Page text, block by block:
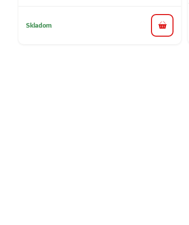
Skladom do košíka